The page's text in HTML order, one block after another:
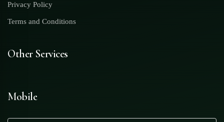
Privacy Policy
Terms and Conditions
Other Services
Mobile